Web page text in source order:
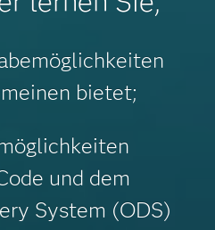
bietet;
und dem
System (ODS)